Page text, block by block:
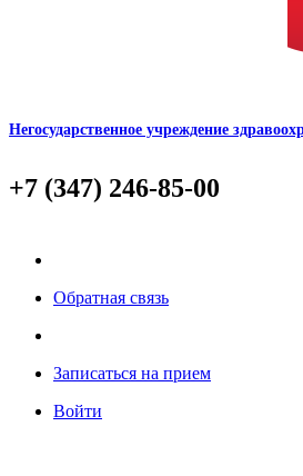
Негосударственное учреждение
+7 (347) 246-85-00
Обратная связь
Записаться на прием
Войти